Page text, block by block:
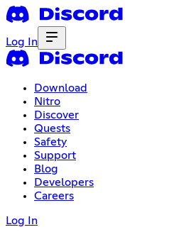
Log In
Download
Nitro
Discover
Quests
Safety
Support
Blog
Developers
Careers
Log In